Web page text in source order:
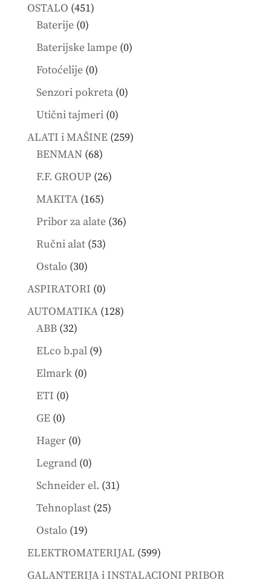
OSTALO 451451
Baterije 00
products
Baterijske lampe 00
Fotoćelije 00
products
Senzori pokreta 00
Utični tajmeri 00
products
ALATI i MAŠINE 259259
BENMAN 6868
products
F.F. GROUP 2626
MAKITA 165165
products
Pribor za alate 3636
Ručni alat 5353
Ostalo 3030
products
ASPIRATORI 00
products
AUTOMATIKA 128128
ABB 3232
products
ELco b.pal 99
Elmark 00
ETI 00
GE 00
products
Hager 00
products
Legrand 00
products
Schneider el. 3131
Tehnoplast 2525
Ostalo 1919
products
ELEKTROMATERIJAL 599599
products
GALANTERIJA i INSTALACIONI PRIBOR